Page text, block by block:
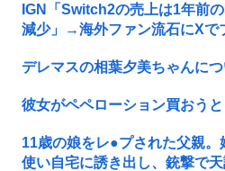
IGN「Switch2の売上は1年前
減少」→海外ファン流石にXで
デレマスの相葉夕美ちゃんに
彼女がペペローション買おう
11歳の娘をレ●プされた父親
使い自宅に誘き出し、銃撃で天